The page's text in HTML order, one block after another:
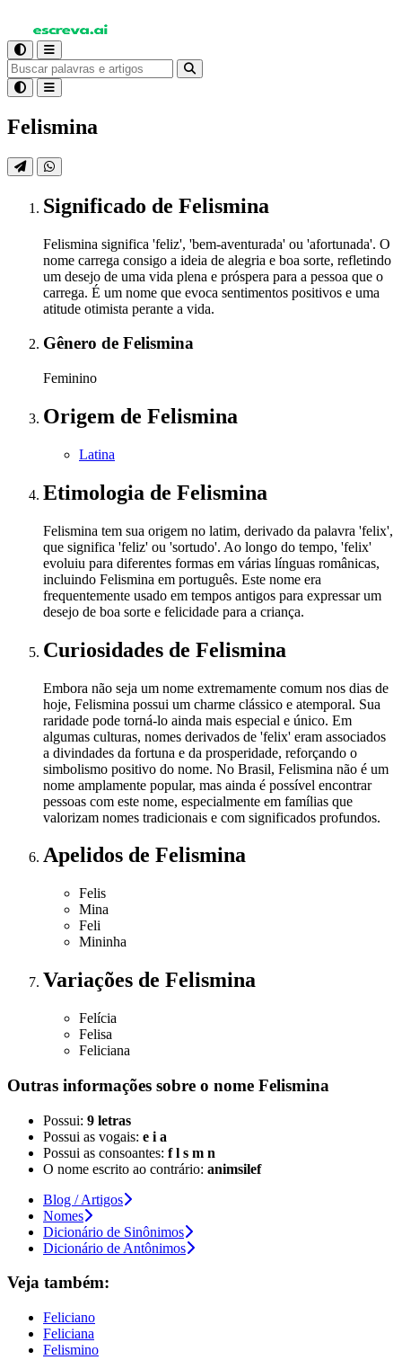
Felismina
Significado de Felismina
Felismina significa 'feliz', 'bem-aventurada' ou 'afortunada'. O
nome carrega consigo a ideia de alegria e boa sorte, refletindo
um desejo de uma vida plena e próspera para a pessoa que o
carrega. É um nome que evoca sentimentos positivos e uma
atitude otimista perante a vida.
Gênero de Felismina
Feminino
Origem de Felismina
Latina
Etimologia de Felismina
Felismina tem sua origem no latim, derivado da palavra 'felix',
que significa 'feliz' ou 'sortudo'. Ao longo do tempo, 'felix'
evoluiu para diferentes formas em várias línguas românicas,
incluindo Felismina em português. Este nome era
frequentemente usado em tempos antigos para expressar um
desejo de boa sorte e felicidade para a criança.
Curiosidades de Felismina
Embora não seja um nome extremamente comum nos dias de
hoje, Felismina possui um charme clássico e atemporal. Sua
raridade pode torná-lo ainda mais especial e único. Em
algumas culturas, nomes derivados de 'felix' eram associados
a divindades da fortuna e da prosperidade, reforçando o
simbolismo positivo do nome. No Brasil, Felismina não é um
nome amplamente popular, mas ainda é possível encontrar
pessoas com este nome, especialmente em famílias que
valorizam nomes tradicionais e com significados profundos.
Apelidos de Felismina
Felis
Mina
Feli
Mininha
Variações de Felismina
Felícia
Felisa
Feliciana
Outras informações sobre o nome Felismina
Possui: 9 letras
Possui as vogais: e i a
Possui as consoantes: f l s m n
O nome escrito ao contrário: animsilef
Blog / Artigos
Nomes
Dicionário de Sinônimos
Dicionário de Antônimos
Veja também:
Feliciano
Feliciana
Felismino